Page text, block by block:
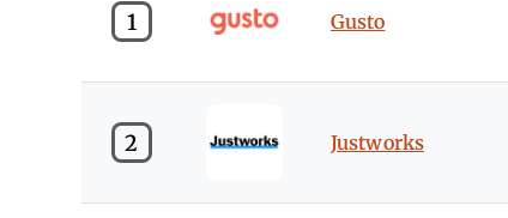
1 Gusto
2 Justworks